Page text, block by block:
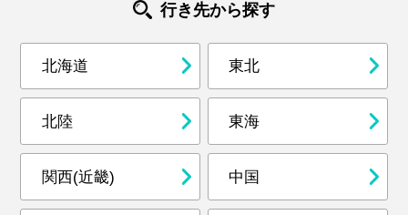
行き先から探す
北海道 東北
北陸 東海
関西(近畿) 中国